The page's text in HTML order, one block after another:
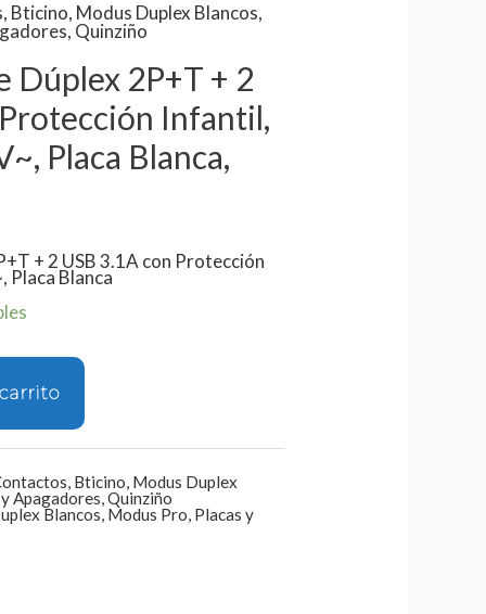
, Bticino, Modus Duplex Blancos,
, Quinziño
Dúplex 2P+T + 2
Infantil,
Placa Blanca,
+ 2 USB 3.1A con Protección
Blanca
, Bticino, Modus Duplex
Apagadores,Quinziño
Blancos, Modus Pro, Placas y